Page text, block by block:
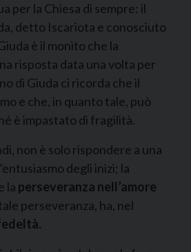
per la Chiesa di sempre: il
detto Iscariota e conosciuto
è il monito che la
risposta data una volta per
di Giuda ci ricorda che il
e che, in quanto tale, può
è impastato di fragilità.
non è solo rispondere a una
degli inizi; la
la perseveranza nell’amore
perseveranza, ha, nel